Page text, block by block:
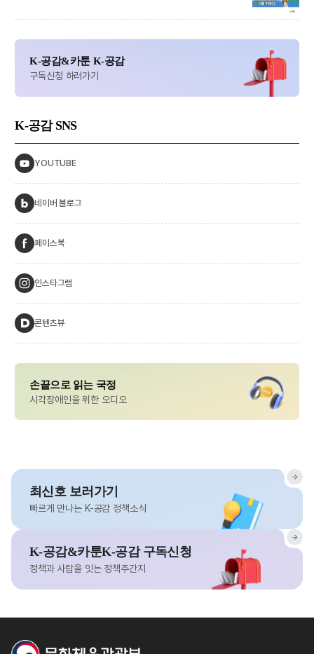
K-공감&카툰 K-공감
구독신청 하러가기
K-공감 SNS
YOUTUBE
네이버 블로그
페이스북
인스타그램
콘텐츠뷰
손끝으로 읽는 국정
시각장애인을 위한 오디오
최신호 보러가기
빠르게 만나는 K-공감 정책소식
K-공감&카툰K-공감 구독신청
정책과 사람을 잇는 정책주간지